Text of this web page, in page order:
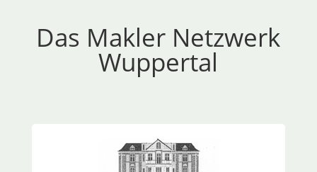
Das Makler Netzwerk
Wuppertal